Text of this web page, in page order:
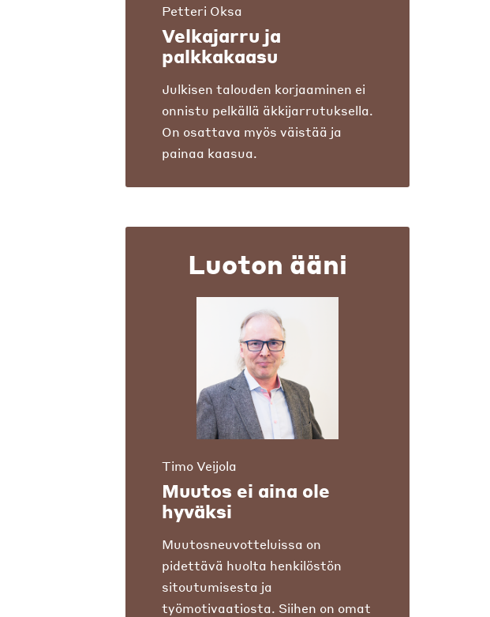
Petteri Oksa
Velkajarru ja
palkkakaasu
Julkisen talouden korjaaminen ei
onnistu pelkällä äkkijarrutuksella.
On osattava myös väistää ja
painaa kaasua.
Luoton ääni
Timo Veijola
Muutos ei aina ole
hyväksi
Muutosneuvotteluissa on
pidettävä huolta henkilöstön
sitoutumisesta ja
työmotivaatiosta. Siihen on omat